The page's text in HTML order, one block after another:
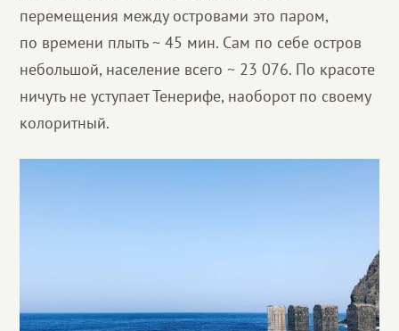
перемещения между островами это паром,
по времени плыть ~ 45 мин. Сам по себе остров
небольшой, население всего ~ 23 076. По красоте
ничуть не уступает Тенерифе, наоборот по своему
колоритный.